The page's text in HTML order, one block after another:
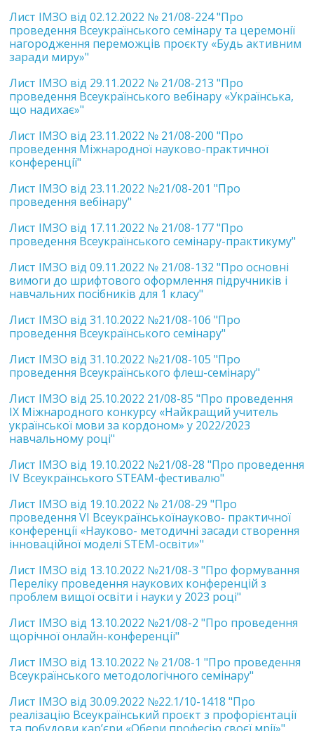
Лист ІМЗО від 02.12.2022 № 21/08-224 "Про
проведення Всеукраїнського семінару та церемонії
нагородження переможців проєкту «Будь активним
заради миру»"
Лист ІМЗО від 29.11.2022 № 21/08-213 "Про
проведення Всеукраїнського вебінару «Українська,
що надихає»"
Лист ІМЗО від 23.11.2022 № 21/08-200 "Про
проведення Міжнародної науково-практичної
конференції"
Лист ІМЗО від 23.11.2022 №21/08-201 "Про
проведення вебінару"
Лист ІМЗО від 17.11.2022 № 21/08-177 "Про
проведення Всеукраїнського семінару-практикуму"
Лист ІМЗО від 09.11.2022 № 21/08-132 "Про основні
вимоги до шрифтового оформлення підручників і
навчальних посібників для 1 класу"
Лист ІМЗО від 31.10.2022 №21/08-106 "Про
проведення Всеукраїнського семінару"
Лист ІМЗО від 31.10.2022 №21/08-105 "Про
проведення Всеукраїнського флеш-семінару"
Лист ІМЗО від 25.10.2022 21/08-85 "Про проведення
IХ Міжнародного конкурсу «Найкращий учитель
української мови за кордоном» у 2022/2023
навчальному році"
Лист ІМЗО від 19.10.2022 №21/08-28 "Про проведення
ІV Всеукраїнського STEАM-фестивалю"
Лист ІМЗО від 19.10.2022 № 21/08-29 "Про
проведення VI Всеукраїнськоїнауково- практичної
конференції «Науково- методичні засади створення
інноваційної моделі STEM-освіти»"
Лист ІМЗО від 13.10.2022 №21/08-3 "Про формування
Переліку проведення наукових конференцій з
проблем вищої освіти і науки у 2023 році"
Лист ІМЗО від 13.10.2022 №21/08-2 "Про проведення
щорічної онлайн-конференції"
Лист ІМЗО від 13.10.2022 № 21/08-1 "Про проведення
Всеукраїнського методологічного семінару"
Лист ІМЗО від 30.09.2022 №22.1/10-1418 "Про
реалізацію Всеукраїнський проєкт з профорієнтації